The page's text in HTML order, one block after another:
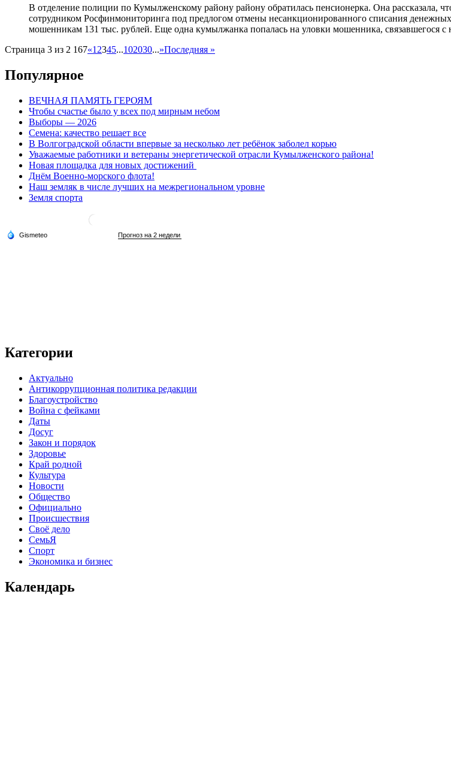
В отделение полиции по Кумылженскому району району обратилась пенсионерка. Она рассказала,
сотрудником Росфинмониторинга под предлогом отмены несанкционированного списания
мошенникам 131 тыс. рублей. Еще одна кумылжанка попалась на уловки мошенника, связавшегося
Страница 3 из 2 167«1 2345...102030...»Последняя »
Популярное
ВЕЧНАЯ ПАМЯТЬ ГЕРОЯМ
Чтобы счастье было у всех под мирным небом
Выборы — 2026
Семена: качество решает все
В Волгоградской области впервые за несколько лет ребёнок заболел корью
Уважаемые работники и ветераны энергетической отрасли Кумылженского района!
Новая площадка для новых достижений
Днём Военно-морского флота!
Наш земляк в числе лучших на межрегиональном уровне
Земля спорта
Категории
Актуально
Антикоррупционная политика редакции
Благоустройство
Война с фейками
Даты
Досуг
Закон и порядок
Здоровье
Край родной
Культура
Новости
Общество
Официально
Происшествия
Своё дело
СемьЯ
Спорт
Экономика и бизнес
Календарь